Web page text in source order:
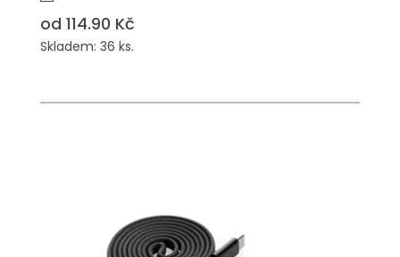
od 114.90 Kč
Skladem: 36 ks.